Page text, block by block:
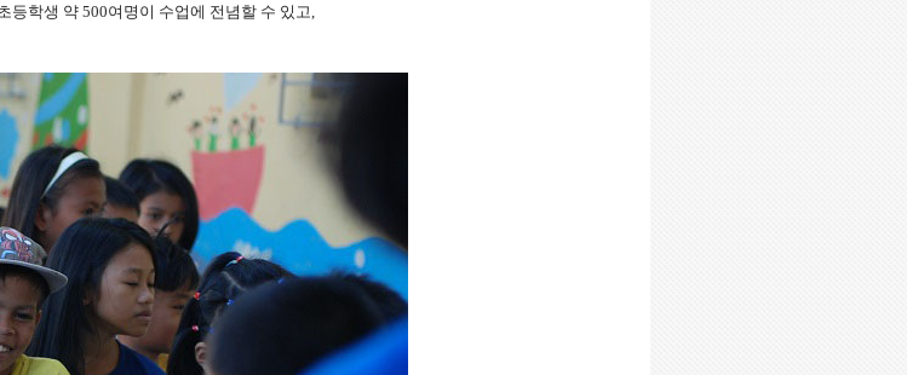
등학생 약500여명이 수업에 전념할 수 있고